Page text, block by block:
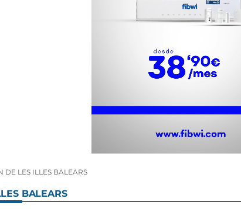
DE LES ILLES BALEARS
BALEARS